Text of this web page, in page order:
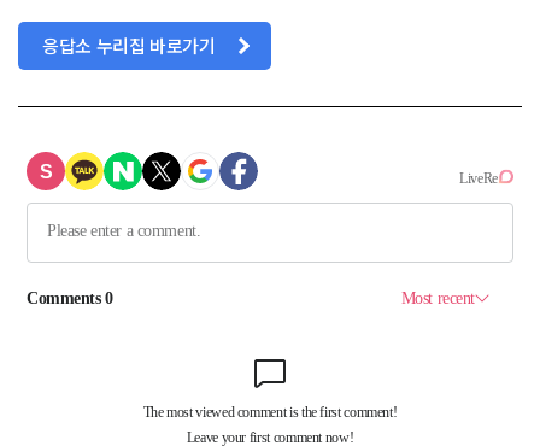
응답소 누리집 바로가기